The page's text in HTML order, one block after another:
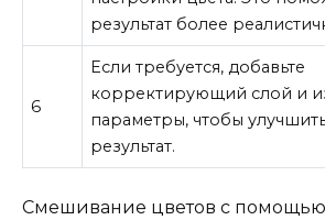
результат более
6
Если требуется, добавьте
корректирующий слой и
параметры, чтобы
результат.
Смешивание цветов с